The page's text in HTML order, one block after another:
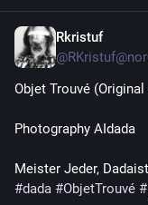
Rkristuf
Objet Trouvé (Original
Photography AIdada
Meister Jeder,
#dada #ObjetTrouvé #